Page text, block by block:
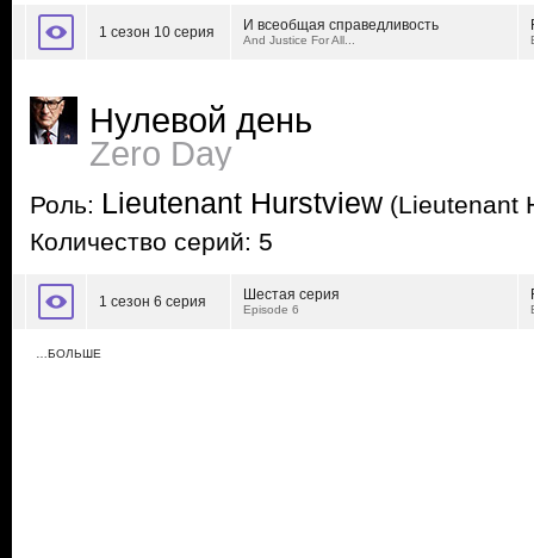
1 сезон 10 серия И всеобщая справедливость
And Justice For All...
Нулевой день
Zero Day
Роль: Lieutenant Hurstview (Lieutenant
Количество серий: 5
1 сезон 6 серия Шестая серия
Episode 6
…БОЛЬШЕ